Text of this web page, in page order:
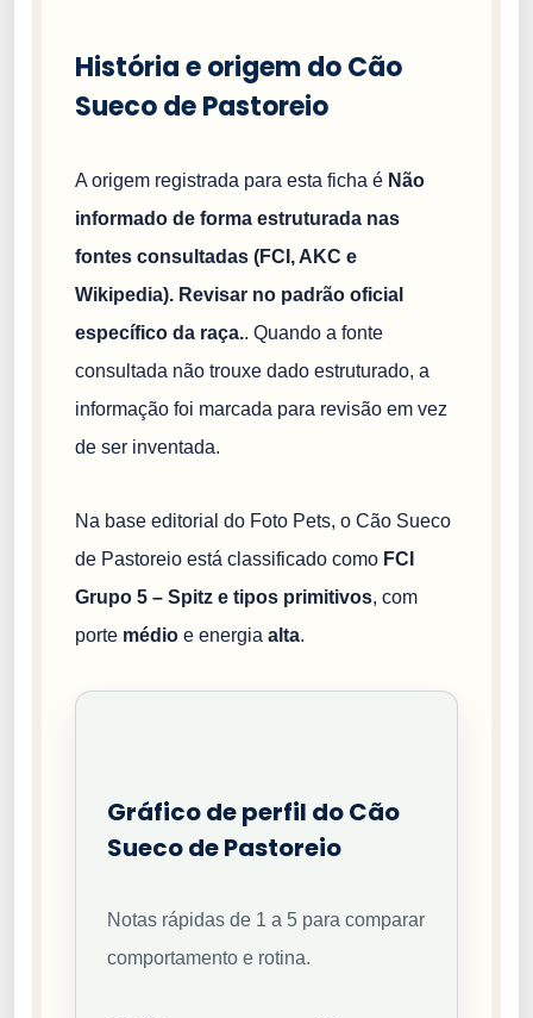
História e origem do Cão
Sueco de Pastoreio
A origem registrada para esta ficha é Não
informado de forma estruturada nas
fontes consultadas (FCI, AKC e
Wikipedia). Revisar no padrão oficial
específico da raça.. Quando a fonte
consultada não trouxe dado estruturado, a
informação foi marcada para revisão em vez
de ser inventada.
Na base editorial do Foto Pets, o Cão Sueco
de Pastoreio está classificado como FCI
Grupo 5 – Spitz e tipos primitivos, com
porte médio e energia alta.
Gráfico de perfil do Cão
Sueco de Pastoreio
Notas rápidas de 1 a 5 para comparar
comportamento e rotina.